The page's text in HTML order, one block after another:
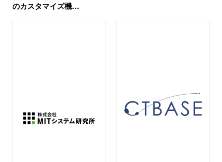
のカスタマイズ機…